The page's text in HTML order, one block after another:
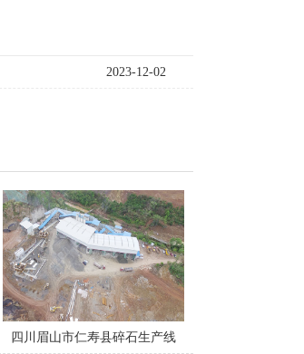
2023-12-02
四川眉山市仁寿县碎石生产线